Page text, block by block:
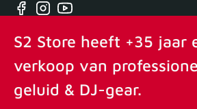
Facebook
Instagram
YouTube
S2 Store heeft +35 jaar
verkoop van
geluid & DJ-gear.